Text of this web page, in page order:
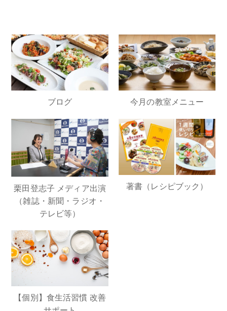
ブログ 今月の教室メニュー
栗田登志子 メディア出演
（雑誌・新聞・ラジオ・
テレビ等）
著書（レシピブック）
【個別】食生活習慣 改善